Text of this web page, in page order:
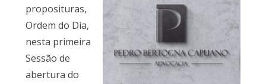
proposituras,
Ordem do Dia,
nesta primeira
Sessão de
abertura do